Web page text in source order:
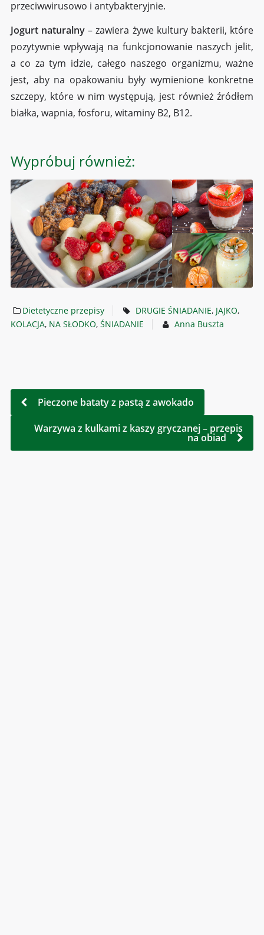
przeciwwirusowo i antybakteryjnie.
Jogurt naturalny – zawiera żywe kultury bakterii, które
pozytywnie wpływają na funkcjonowanie naszych jelit,
a co za tym idzie, całego naszego organizmu, ważne
jest, aby na opakowaniu były wymienione konkretne
szczepy, które w nim występują, jest również źródłem
białka, wapnia, fosforu, witaminy B2, B12.
Wypróbuj również:
Dietetyczne przepisy DRUGIE ŚNIADANIE, JAJKO,
KOLACJA, NA SŁODKO, ŚNIADANIE Anna Buszta
Pieczone bataty z pastą z awokado
Warzywa z kulkami z kaszy gryczanej – przepis
na obiad